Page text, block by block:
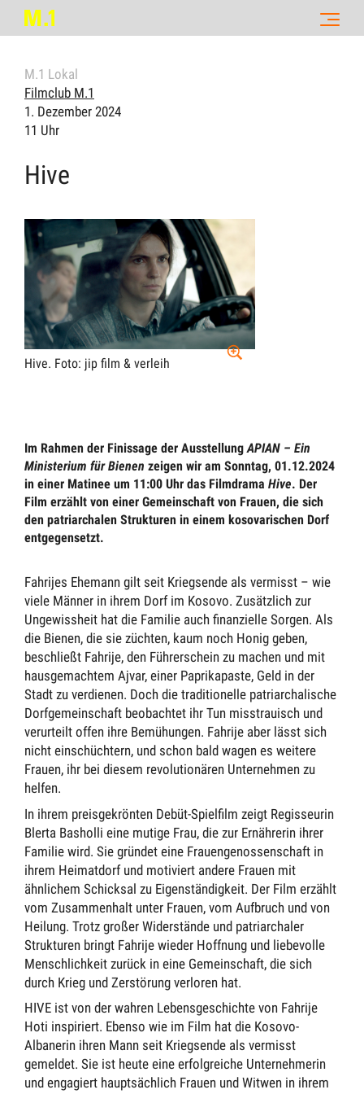
M.1 Lokal
Filmclub M.1
1. Dezember 2024
11 Uhr
Hive
Hive. Foto: jip film & verleih
Im Rahmen der Finissage der AusstellungAPIAN – Ein
Ministerium für Bienen zeigen wir am Sonntag, 01.12.2024
in einer Matinee um 11:00 Uhr das Filmdrama Hive. Der
Film erzählt von einer Gemeinschaft von Frauen, die sich
den patriarchalen Strukturen in einem kosovarischen Dorf
entgegensetzt.
Fahrijes Ehemann gilt seit Kriegsende als vermisst – wie
viele Männer in ihrem Dorf im Kosovo. Zusätzlich zur
Ungewissheit hat die Familie auch finanzielle Sorgen. Als
die Bienen, die sie züchten, kaum noch Honig geben,
beschließt Fahrije, den Führerschein zu machen und mit
hausgemachtem Ajvar, einer Paprikapaste, Geld in der
Stadt zu verdienen. Doch die traditionelle patriarchalische
Dorfgemeinschaft beobachtet ihr Tun misstrauisch und
verurteilt offen ihre Bemühungen. Fahrije aber lässt sich
nicht einschüchtern, und schon bald wagen es weitere
Frauen, ihr bei diesem revolutionären Unternehmen zu
helfen.
In ihrem preisgekrönten Debüt-Spielfilm zeigt Regisseurin
Blerta Basholli eine mutige Frau, die zur Ernährerin ihrer
Familie wird. Sie gründet eine Frauengenossenschaft in
ihrem Heimatdorf und motiviert andere Frauen mit
ähnlichem Schicksal zu Eigenständigkeit. Der Film erzählt
vom Zusammenhalt unter Frauen, vom Aufbruch und von
Heilung. Trotz großer Widerstände und patriarchaler
Strukturen bringt Fahrije wieder Hoffnung und liebevolle
Menschlichkeit zurück in eine Gemeinschaft, die sich
durch Krieg und Zerstörung verloren hat.
HIVE ist von der wahren Lebensgeschichte von Fahrije
Hoti inspiriert. Ebenso wie im Film hat die Kosovo-
Albanerin ihren Mann seit Kriegsende als vermisst
gemeldet. Sie ist heute eine erfolgreiche Unternehmerin
und engagiert hauptsächlich Frauen und Witwen in ihrem